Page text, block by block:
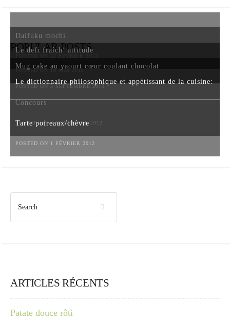
POPULAR POSTS
Daifuku mochi
Le defi fraîch’ attitude
POSTED ON 18 MAI 2012
Mug cake au yaourt cœur coulant chocolat
POSTED ON 5 SEPTEMBRE 2013
Le dictionnaire philosophique et appétissant de la cuisine:
Concours
POSTED ON 6 NOVEMBRE 2012
Tarte poireaux/chèvre
POSTED ON 1 FÉVRIER 2012
ARTICLES RÉCENTS
Patate douce rôti